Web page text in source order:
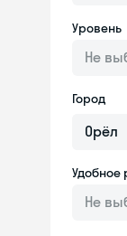
Уровень
Не
Город
Удобное
Не